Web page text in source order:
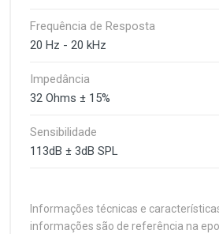
Frequência de Resposta
20 Hz - 20 kHz
Impedância
32 Ohms ± 15%
Sensibilidade
113dB ± 3dB SPL
Informações técnicas e
informações são de referência na